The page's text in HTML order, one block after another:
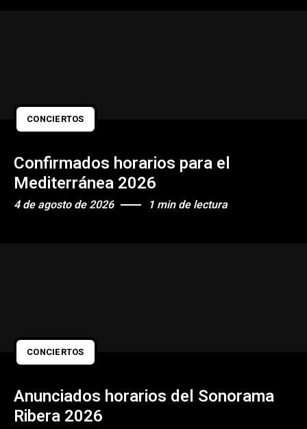
CONCIERTOS
Confirmados horarios para el
Mediterránea 2026
4 de agosto de 2026 1 min de lectura
CONCIERTOS
Anunciados horarios del Sonorama
Ribera 2026